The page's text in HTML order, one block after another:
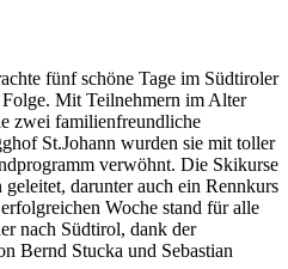
fünf schöne Tage im Südtiroler
Mit Teilnehmern im Alter
zwei familienfreundliche
St.Johann wurden sie mit toller
verwöhnt. Die Skikurse
darunter auch ein Rennkurs
Woche stand für alle
nach Südtirol, dank der
Bernd Stucka und Sebastian